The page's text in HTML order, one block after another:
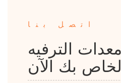
اتصل بنا
الترفيه